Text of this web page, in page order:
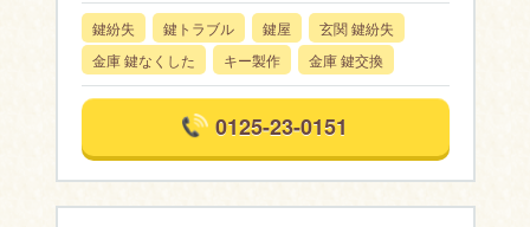
鍵紛失 鍵トラブル 鍵屋
玄関 鍵紛失
金庫 鍵なくした
キー製作 金庫 鍵交換
0125-23-0151